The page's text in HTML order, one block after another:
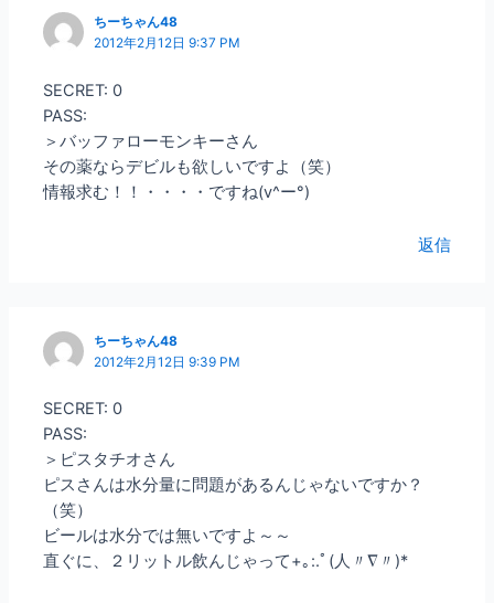
ちーちゃん48
2012年2月12日 9:37 PM
SECRET: 0
PASS:
＞バッファローモンキーさん
その薬ならデビルも欲しいですよ（笑）
情報求む！！・・・・ですね(v^ー°)
返信
ちーちゃん48
2012年2月12日 9:39 PM
SECRET: 0
PASS:
＞ピスタチオさん
ピスさんは水分量に問題があるんじゃないですか？
（笑）
ビールは水分では無いですよ～～
直ぐに、２リットル飲んじゃって+｡:.ﾟ(人〃∇〃)*